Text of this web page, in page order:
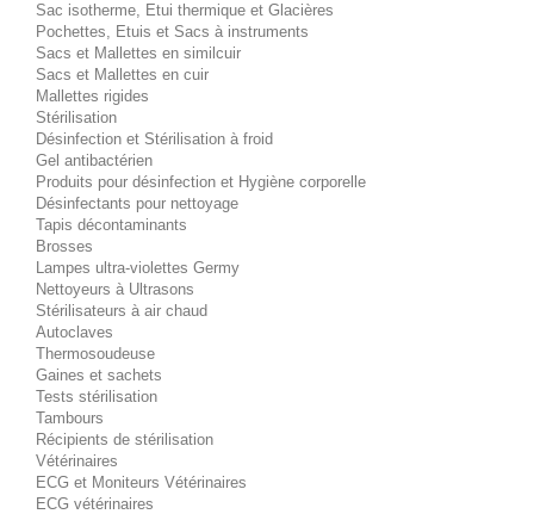
Sac isotherme, Etui thermique et Glacières
Pochettes, Etuis et Sacs à instruments
Sacs et Mallettes en similcuir
Sacs et Mallettes en cuir
Mallettes rigides
Stérilisation
Désinfection et Stérilisation à froid
Gel antibactérien
Produits pour désinfection et Hygiène corporelle
Désinfectants pour nettoyage
Tapis décontaminants
Brosses
Lampes ultra-violettes Germy
Nettoyeurs à Ultrasons
Stérilisateurs à air chaud
Autoclaves
Thermosoudeuse
Gaines et sachets
Tests stérilisation
Tambours
Récipients de stérilisation
Vétérinaires
ECG et Moniteurs Vétérinaires
ECG vétérinaires